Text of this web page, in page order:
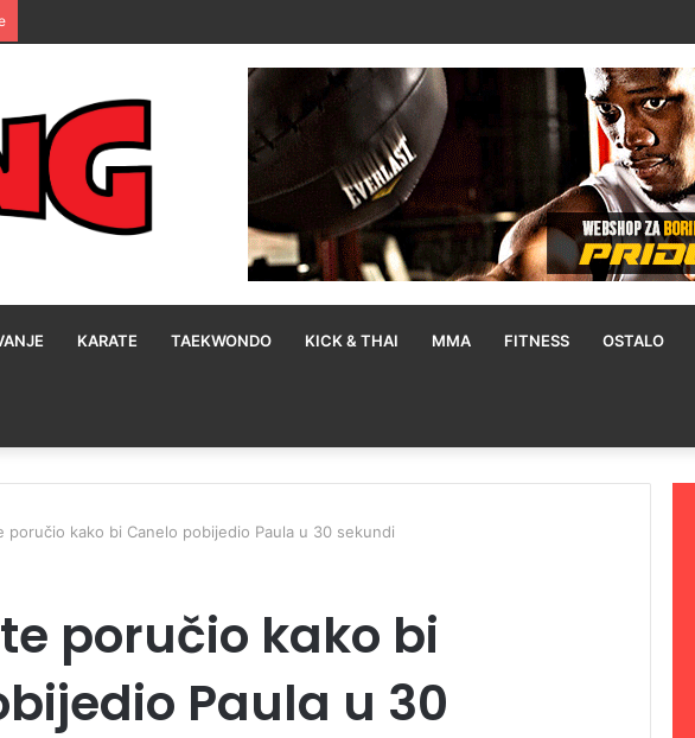
KARATE TAEKWONDO KICK & THAI MMA FITNESS OSTALO
poručio kako bi Canelo pobijedio Paula u 30 sekundi
poručio kako bi
Paula u 30